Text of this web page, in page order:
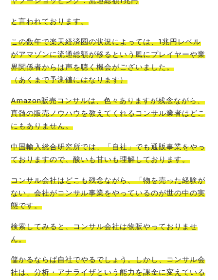
と言われております。
この数年で楽天経済圏の状況によっては、1兆円レベル
がアマゾンに流通総額が移るという風にプレイヤーや業
界関係者からは声を聴く機会がございました。
（あくまで予測値にはなります）
Amazon販売コンサルは、色々ありますが残念ながら、
真髄の販売ノウハウを教えてくれるコンサル業者はどこ
にもありません。
中国輸入総合研究所では、「自社」でも通販事業をやっ
ておりますので、酸いも甘いも理解しております。
コンサル会社はどこも残念ながら、「物を売った経験が
ない」会社がコンサル事業をやっているのが世の中の実
態です。
検索してみると、コンサル会社は物販やっておりませ
ん。
儲かるならば自社でやるでしょう。しかし、コンサル会
社は、分析・アナライザという能力を課金に変えている